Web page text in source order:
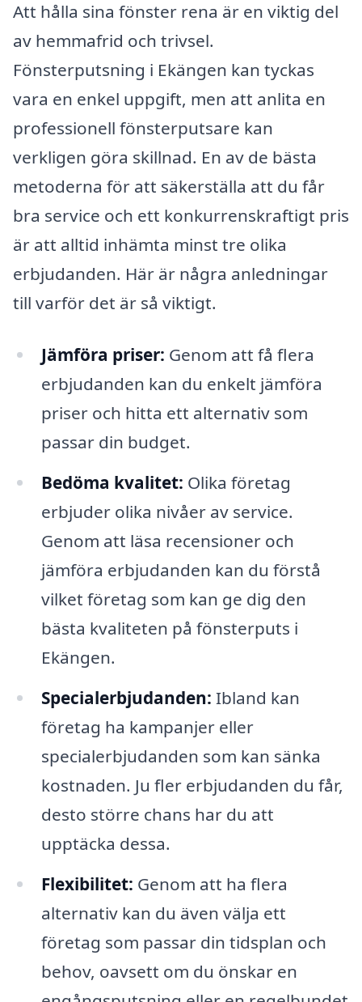
Att hålla sina fönster rena är en viktig del
av hemmafrid och trivsel.
Fönsterputsning i Ekängen kan tyckas
vara en enkel uppgift, men att anlita en
professionell fönsterputsare kan
verkligen göra skillnad. En av de bästa
metoderna för att säkerställa att du får
bra service och ett konkurrenskraftigt pris
är att alltid inhämta minst tre olika
erbjudanden. Här är några anledningar
till varför det är så viktigt.
Jämföra priser: Genom att få flera
erbjudanden kan du enkelt jämföra
priser och hitta ett alternativ som
passar din budget.
Bedöma kvalitet: Olika företag
erbjuder olika nivåer av service.
Genom att läsa recensioner och
jämföra erbjudanden kan du förstå
vilket företag som kan ge dig den
bästa kvaliteten på fönsterputs i
Ekängen.
Specialerbjudanden: Ibland kan
företag ha kampanjer eller
specialerbjudanden som kan sänka
kostnaden. Ju fler erbjudanden du får,
desto större chans har du att
upptäcka dessa.
Flexibilitet: Genom att ha flera
alternativ kan du även välja ett
företag som passar din tidsplan och
behov, oavsett om du önskar en